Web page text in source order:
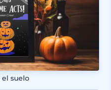
suelo